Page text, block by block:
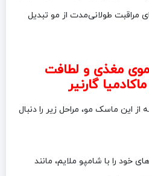
مراقبت طولانی‌مدت از مو تبدیل
مغذی و لطافت
گارنیر
این ماسک مو، مراحل زیر را دنبال
خود را با شامپو ملایم، مانند